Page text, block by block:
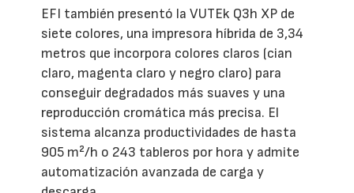
EFI también presentó la VUTEk Q3h XP de
siete colores, una impresora híbrida de 3,34
metros que incorpora colores claros (cian
claro, magenta claro y negro claro) para
conseguir degradados más suaves y una
reproducción cromática más precisa. El
sistema alcanza productividades de hasta
905 m²/h o 243 tableros por hora y admite
automatización avanzada de carga y